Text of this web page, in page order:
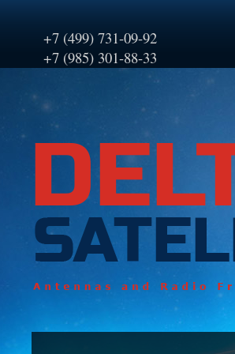
+7 (499) 731-09-92
+7 (985) 301-88-33